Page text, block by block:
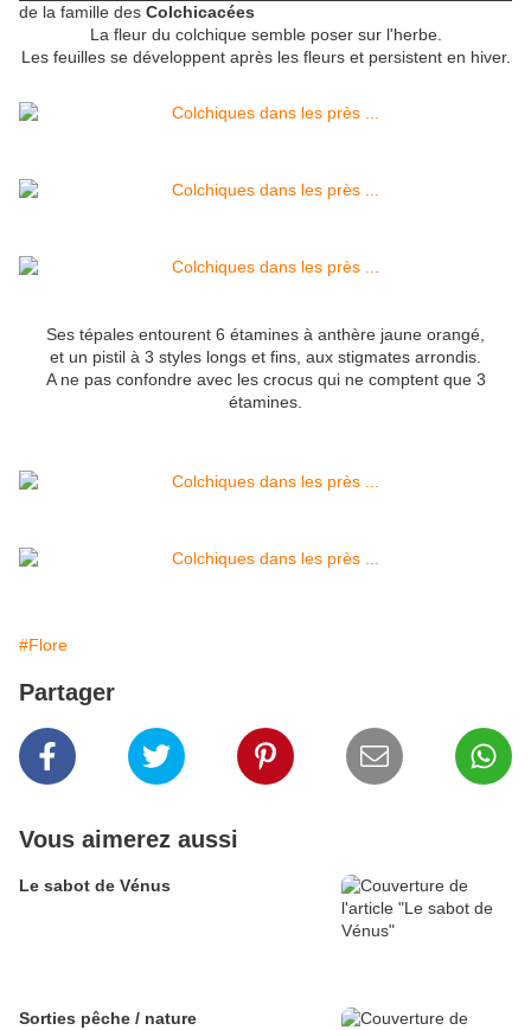
de la famille des Colchicacées
La fleur du colchique semble poser sur l'herbe.
Les feuilles se développent après les fleurs et persistent en hiver.
Ses tépales entourent 6 étamines à anthère jaune orangé,
et un pistil à 3 styles longs et fins, aux stigmates arrondis.
A ne pas confondre avec les crocus qui ne comptent que 3
étamines.
#Flore
Partager
Vous aimerez aussi
Le sabot de Vénus
Sorties pêche / nature